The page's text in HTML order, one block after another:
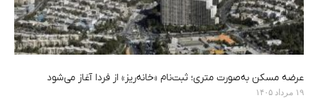
عرضه مسکن به‌صورت متری؛ ثبت‌نام «خانه‌ریز» از فردا آغاز می‌شود
۱۹ مرداد ۱۴۰۵